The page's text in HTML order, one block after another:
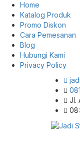
Home
Katalog Produk
Promo Diskon
Cara Pemesanan
Blog
Hubungi Kami
Privacy Policy
Jl.